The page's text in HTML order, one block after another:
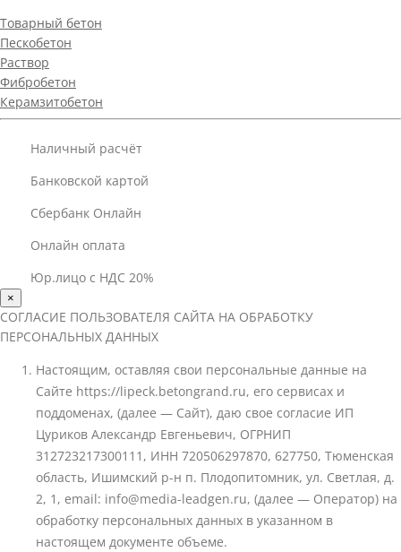
Товарный бетон
Пескобетон
Раствор
Фибробетон
Керамзитобетон
Наличный расчёт
Банковской картой
Сбербанк Онлайн
Онлайн оплата
Юр.лицо с НДС 20%
×
СОГЛАСИЕ ПОЛЬЗОВАТЕЛЯ САЙТА НА ОБРАБОТКУ
ПЕРСОНАЛЬНЫХ ДАННЫХ
Настоящим, оставляя свои персональные данные на
Сайте https://lipeck.betongrand.ru, его сервисах и
поддоменах, (далее — Сайт), даю свое согласие ИП
Цуриков Александр Евгеньевич, ОГРНИП
312723217300111, ИНН 720506297870, 627750, Тюменская
область, Ишимский р-н п. Плодопитомник, ул. Светлая, д.
2, 1, email: info@media-leadgen.ru, (далее — Оператор) на
обработку персональных данных в указанном в
настоящем документе объеме.